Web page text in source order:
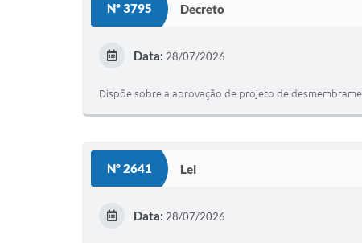
Nº 3795 Decreto
Data: 28/07/2026
Dispõe sobre a aprovação de projeto de
Nº 2641 Lei
Data: 28/07/2026